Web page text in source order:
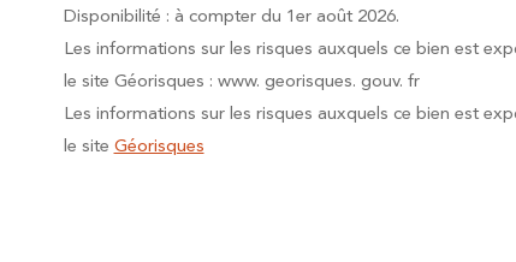
Disponibilité : à compter du 1er août 2026.
Les informations sur les risques auxquels ce bien est
le site Géorisques : www. georisques. gouv. fr
Les informations sur les risques auxquels ce bien est
le siteGéorisques